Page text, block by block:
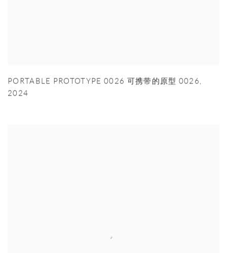
PORTABLE PROTOTYPE 0026 可携带的原型 0026,
2024